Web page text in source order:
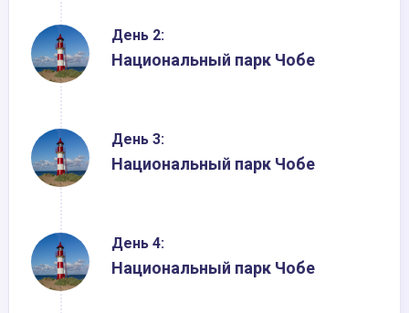
День 2:
Национальный парк Чобе
День 3:
Национальный парк Чобе
День 4:
Национальный парк Чобе